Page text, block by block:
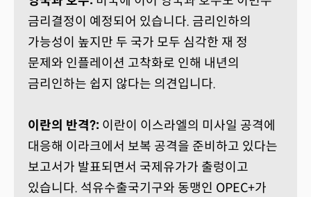
금리결정이 예정되어 있습니다. 금리인하의
가능성이 높지만 두 국가 모두 심각한 재 정
문제와 인플레이션 고착화로 인해 내년의
금리인하는 쉽지 않다는 의견입니다.
이란의 반격?: 이란이 이스라엘의 미사일 공격에
대응해 이라크에서 보복 공격을 준비하고 있다는
보고서가 발표되면서 국제유가가 출렁이고
있습니다. 석유수출국기구와 동맹인 OPEC+가